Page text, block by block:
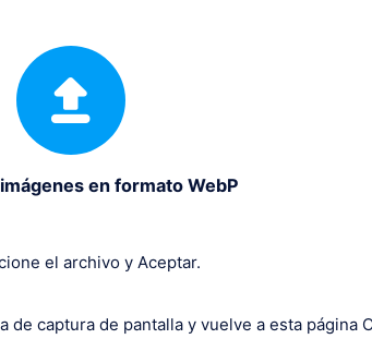
en formato WebP
el archivo y Aceptar.
de captura de pantalla y vuelve a esta página